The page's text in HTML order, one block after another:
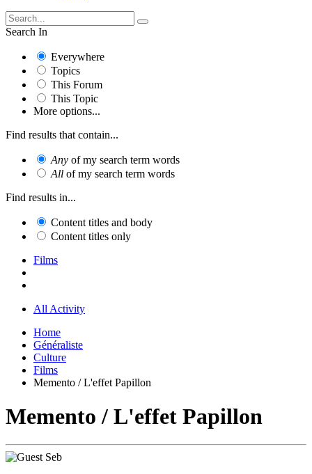
Search In
Everywhere
Topics
This Forum
This Topic
More options...
Find results that contain...
Any of my search term words
All of my search term words
Find results in...
Content titles and body
Content titles only
Films
All Activity
Home
Généraliste
Culture
Films
Memento / L'effet Papillon
Memento / L'effet Papillon